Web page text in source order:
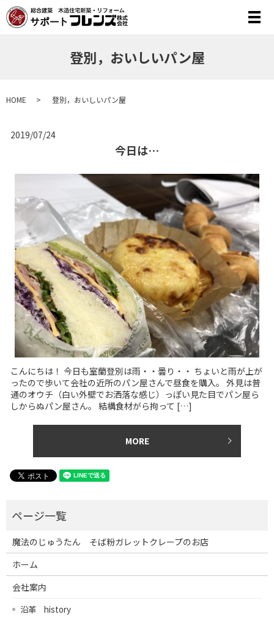
メ
登別，おいしいパン屋
HOME 登別，おいしいパン屋
2019/07/24
今日は…
こんにちは！ 今日も室蘭登別は雨・・曇り・・ ちょいと雨が上が
ったので歩いて会社の近所のパン屋さんで昼食を購入。 外見は普
通のオウチ（白い外壁でお洒落な感じ）っぽい見た目でパン屋ら
しからぬパン屋さん。 結構食材がら拘って […]
MORE
魔法のじゅうたん そば粉ガレットクレープのお店
ホーム
会社案内
沿革 history